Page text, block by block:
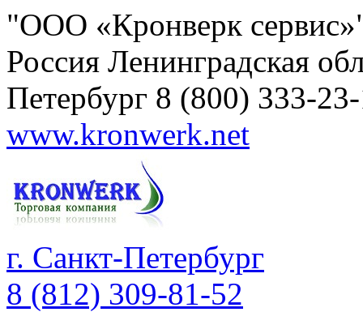
"ООО «Кронверк
Россия Ленинградская
Петербург 8 (800) 333-
www.kronwerk.net
г. Санкт-Петербург
8 (812) 309-81-52